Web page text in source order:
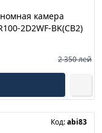
камера
2D2WF-BK(CB2)
2 350 лей
Код:abi83